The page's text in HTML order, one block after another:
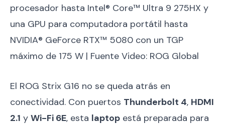
procesador hasta Intel® Core™ Ultra 9 275HX y
una GPU para computadora portátil hasta
NVIDIA® GeForce RTX™ 5080 con un TGP
máximo de 175 W | Fuente Video: ROG Global
El ROG Strix G16 no se queda atrás en
conectividad. Con puertos Thunderbolt 4, HDMI
2.1 y Wi-Fi 6E, esta laptop está preparada para